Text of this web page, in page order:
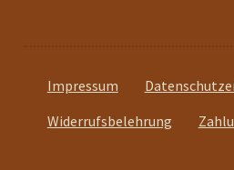
Impressum
Widerrufsbelehrung